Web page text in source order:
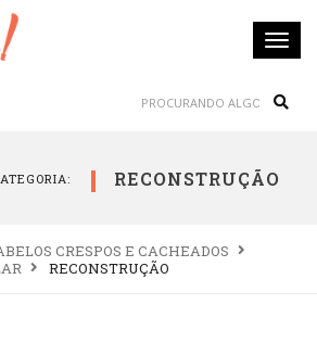
RECONSTRUÇÃO
CRESPOS E CACHEADOS
RECONSTRUÇÃO